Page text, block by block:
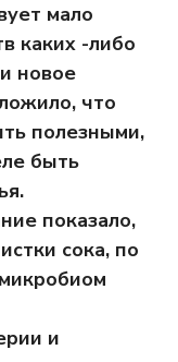
мало
каких -либо
новое
что
полезными,
быть
показало,
сока, по
и